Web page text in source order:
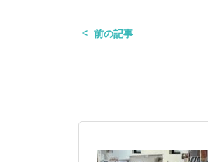
前の記事